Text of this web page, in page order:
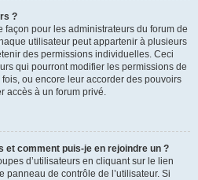
?
façon pour les administrateurs du forum de
utilisateur peut appartenir à plusieurs
des permissions individuelles. Ceci
qui pourront modifier les permissions de
ou encore leur accorder des pouvoirs
accès à un forum privé.
et comment puis-je en rejoindre un ?
d’utilisateurs en cliquant sur le lien
panneau de contrôle de l’utilisateur. Si